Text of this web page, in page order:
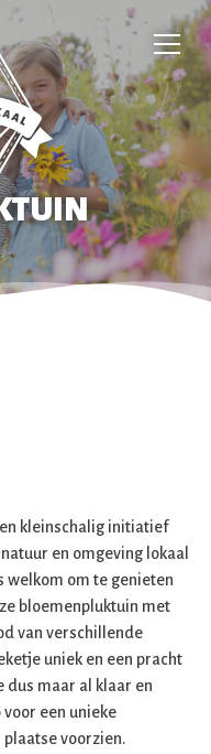
kleinschalig initiatief
en omgeving lokaal
welkom om te genieten
bloemenpluktuin met
van verschillende
uniek en een pracht
dus maar al klaar en
een unieke
voorzien.